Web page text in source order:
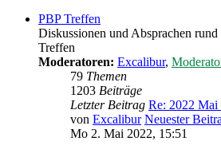
PBP Treffen
Diskussionen und Absprachen
Treffen
Moderatoren: Excalibur,
79 Themen
1203 Beiträge
Letzter Beitrag Re: 2022
von Excalibur Neuester
Mo 2. Mai 2022, 15:51